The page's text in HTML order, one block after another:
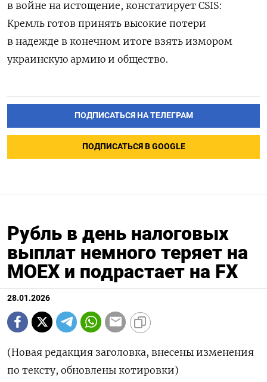
в войне на истощение, констатирует СSIS:
Кремль готов принять высокие потери
в надежде в конечном итоге взять измором
украинскую армию и общество.
ПОДПИСАТЬСЯ НА ТЕЛЕГРАМ
ПОДПИСАТЬСЯ В GOOGLE
Рубль в день налоговых
выплат немного теряет на
MOEX и подрастает на FX
28.01.2026
(Новая редакция заголовка, внесены изменения
по тексту, обновлены котировки)